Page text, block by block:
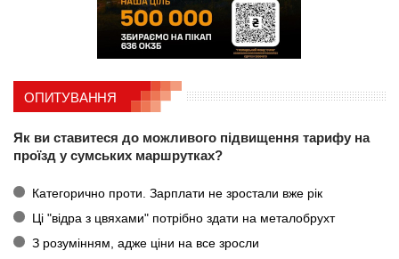
ОПИТУВАННЯ
Як ви ставитеся до можливого підвищення тарифу на
проїзд у сумських маршрутках?
Категорично проти. Зарплати не зростали вже рік
Ці "відра з цвяхами" потрібно здати на металобрухт
З розумінням, адже ціни на все зросли